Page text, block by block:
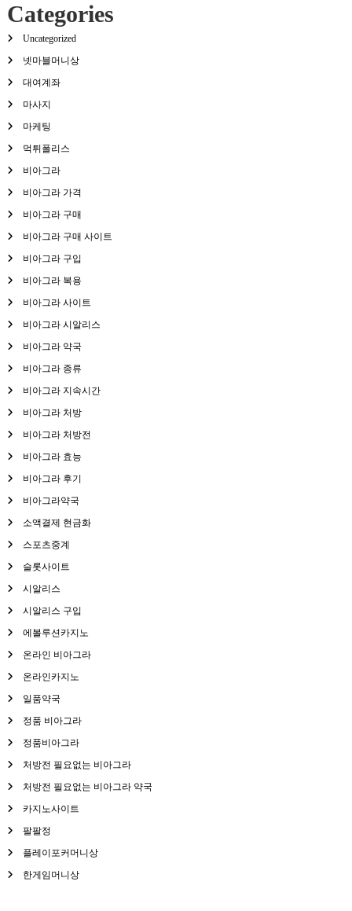
Categories
Uncategorized
넷마블머니상
대여계좌
마사지
마케팅
먹튀폴리스
비아그라
비아그라 가격
비아그라 구매
비아그라 구매 사이트
비아그라 구입
비아그라 복용
비아그라 사이트
비아그라 시알리스
비아그라 약국
비아그라 종류
비아그라 지속시간
비아그라 처방
비아그라 처방전
비아그라 효능
비아그라 후기
비아그라약국
소액결제 현금화
스포츠중계
슬롯사이트
시알리스
시알리스 구입
에볼루션카지노
온라인 비아그라
온라인카지노
일품약국
정품 비아그라
정품비아그라
처방전 필요없는 비아그라
처방전 필요없는 비아그라 약국
카지노사이트
팔팔정
플레이포커머니상
한게임머니상